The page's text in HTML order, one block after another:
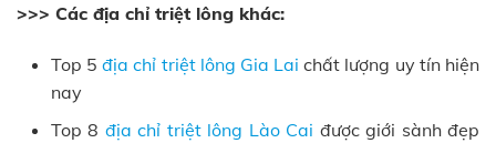
>>> Các địa chỉ triệt lông khác:
Top 5địa chỉ triệt lông Gia Lai chất lượng uy tín hiện
nay
Top 8 địa chỉ triệt lông Lào Cai được giới sành đẹp